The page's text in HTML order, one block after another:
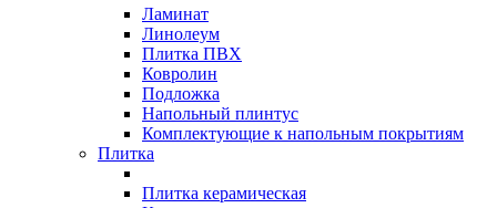
Ламинат
Линолеум
Плитка ПВХ
Ковролин
Подложка
Напольный плинтус
Комплектующие к напольным покрытиям
Плитка
Плитка керамическая